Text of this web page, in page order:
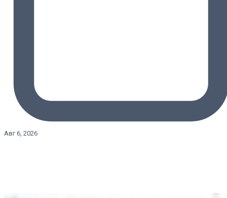
Авг 6, 2026